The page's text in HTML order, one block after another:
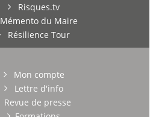
Risques.tv
Mémento du Maire
Résilience Tour
Mon compte
Lettre d'info
Revue de presse